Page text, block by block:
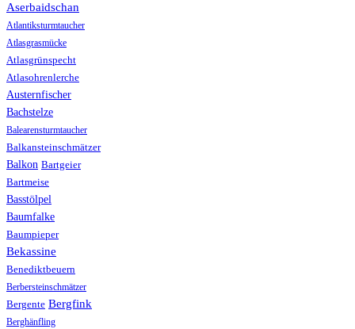
Aserbaidschan
Atlantiksturmtaucher
Atlasgrasmücke
Atlasgrünspecht
Atlasohrenlerche
Austernfischer
Bachstelze
Balearensturmtaucher
Balkansteinschmätzer
Balkon Bartgeier
Bartmeise
Basstölpel
Baumfalke
Baumpieper
Bekassine
Benediktbeuern
Berbersteinschmätzer
Bergente Bergfink
Berghänfling